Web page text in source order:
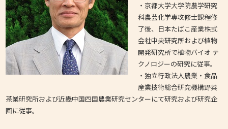
・京都大学大学院農学研究
科農芸化学専攻修士課程修
了後、日本たばこ産業株式
会社中央研究所および植物
開発研究所で植物バイオ テ
クノロジーの研究に従事。
・独立行政法人農業・食品
産業技術総合研究機構野菜
茶業研究所および近畿中国四国農業研究センターにて研究および研究企
画に従事。